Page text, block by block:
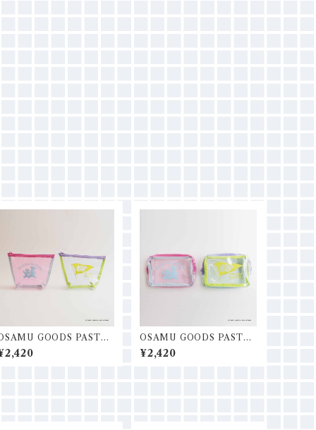
GOODS PASTEL
形ポーチ
OSAMU GOODS PASTEL
スクエアポーチ
¥2,420